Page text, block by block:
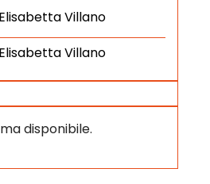
Elisabetta Villano
Elisabetta Villano
disponibile.